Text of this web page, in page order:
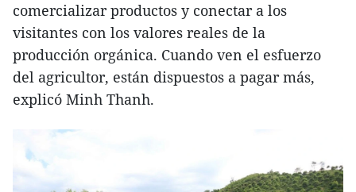
comercializar productos y conectar a los
visitantes con los valores reales de la
producción orgánica. Cuando ven el esfuerzo
del agricultor, están dispuestos a pagar más,
explicó Minh Thanh.